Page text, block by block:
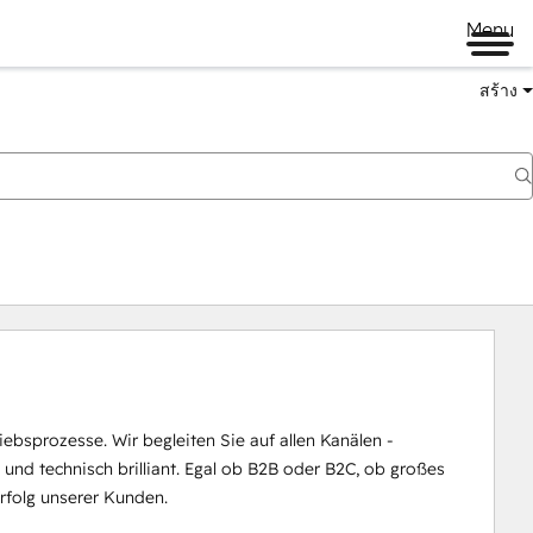
Menu
สร้าง
Wir begleiten Sie auf allen Kanälen -
technisch brilliant. Egal ob B2B oder B2C, ob großes
unserer Kunden.